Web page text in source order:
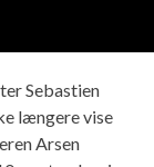
Sebastien
længere vise
Arsen